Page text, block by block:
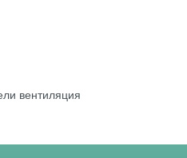
вентиляция